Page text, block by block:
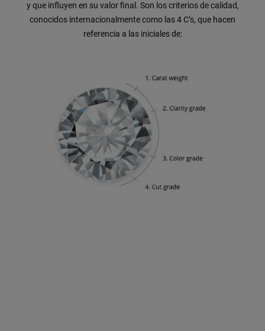
y que influyen en su valor final. Son los criterios de calidad,
conocidos internacionalmente como las 4 C’s, que hacen
referencia a las iniciales de: